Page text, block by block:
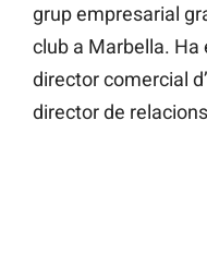
grup empresarial
club a Marbella. Ha
director comercial
director de